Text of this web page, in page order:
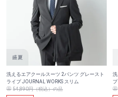
洗えるエアクールスーツ 2パンツ グレースト
ライプ JOURNAL WORKS スリム
54,890円（税込）の品